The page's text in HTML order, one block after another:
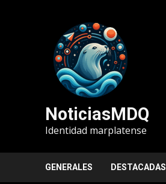
NoticiasMDQ
Identidad marplatense
GENERALES DESTACADAS